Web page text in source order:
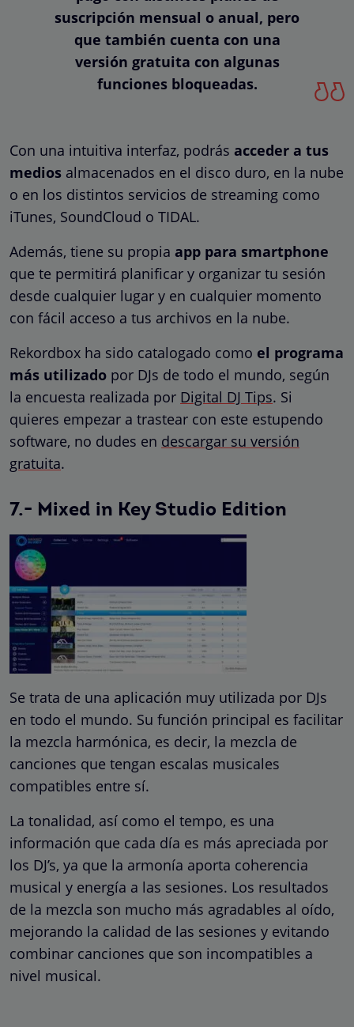
suscripción mensual o anual, pero
que también cuenta con una
versión gratuita con algunas
funciones bloqueadas.
Con una intuitiva interfaz, podrás acceder a tus
medios almacenados en el disco duro, en la nube
o en los distintos servicios de streaming como
iTunes, SoundCloud o TIDAL.
Además, tiene su propia app para smartphone
que te permitirá planificar y organizar tu sesión
desde cualquier lugar y en cualquier momento
con fácil acceso a tus archivos en la nube.
Rekordbox ha sido catalogado como el programa
más utilizado por DJs de todo el mundo, según
la encuesta realizada por Digital DJ Tips. Si
quieres empezar a trastear con este estupendo
software, no dudes en descargar su versión
gratuita.
7.- Mixed in Key Studio Edition
Se trata de una aplicación muy utilizada por DJs
en todo el mundo. Su función principal es facilitar
la mezcla harmónica, es decir, la mezcla de
canciones que tengan escalas musicales
compatibles entre sí.
La tonalidad, así como el tempo, es una
información que cada día es más apreciada por
los DJ’s, ya que la armonía aporta coherencia
musical y energía a las sesiones. Los resultados
de la mezcla son mucho más agradables al oído,
mejorando la calidad de las sesiones y evitando
combinar canciones que son incompatibles a
nivel musical.